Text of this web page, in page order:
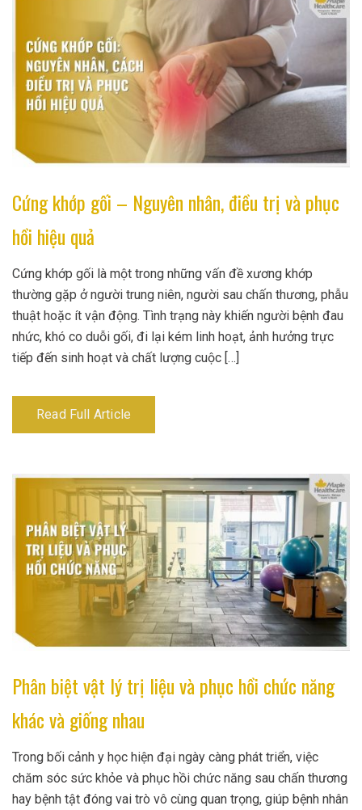
Cứng khớp gối – Nguyên nhân, điều trị và phục
hồi hiệu quả
Cứng khớp gối là một trong những vấn đề xương khớp
thường gặp ở người trung niên, người sau chấn thương, phẫu
thuật hoặc ít vận động. Tình trạng này khiến người bệnh đau
nhức, khó co duỗi gối, đi lại kém linh hoạt, ảnh hưởng trực
tiếp đến sinh hoạt và chất lượng cuộc […]
Read Full Article
Phân biệt vật lý trị liệu và phục hồi chức năng
khác và giống nhau
Trong bối cảnh y học hiện đại ngày càng phát triển, việc
chăm sóc sức khỏe và phục hồi chức năng sau chấn thương
hay bệnh tật đóng vai trò vô cùng quan trọng, giúp bệnh nhân